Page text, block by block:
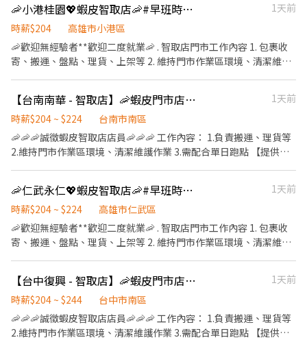
法領現 ▶提供完整線上或實體教育訓練及實體店面實習考核，皆有
計薪 . 休假制度 排休制 (依照門市與個人可配合時段) . 以下需跑的店
2、3樓 跑點門市🔽 三民正忠 - 智取店 高雄市三民區正忠路222號1
樓 三民建工二 - 智取店 高雄市三民區建工路328號1樓 三民大昌 - 智
取店 高雄市三民區大昌二路88號1樓 三民本武 - 智取店 高雄市三民
區大昌二路448號1樓 三民樹德 - 智取店 高雄市三民區建興路128號
取店 高雄市三民區覺民路325號1樓
作門店會分在1-3間門市排班 (多數區域為2間以內) 4. 須配合蝦皮店
到店工作內容調整 5. 偶爾須配合鄰近有人店門市支援 . 🔽班別🔽 🟢
早班時間：07:00-12:00 🔺早班彈性7:00-8:30間可到班🔺 🟢晚班時
間：17:30-22:30 ▶早/晚班下班時間也麻煩彈性延後，時間都有可
(內含夜班津貼） ▶ 發薪日為隔月15號 ▶只能薪轉本人帳戶，無法
領現 ▶提供完整線上或實體教育訓練及實體店面實習考核，皆有計
的店點🔽 🟢主要門市 岡山公園二 - 智取店 高雄市岡山區公園西路二
段114號1、2樓 🟢跑店門市 岡山勵志 - 智取店 高雄市岡山區勵志路
100號1樓 岡山協德 - 智取店 高雄市岡山區協德街29號1樓 岡山育英
- 智取店 高雄市岡山區育英路132號1樓 橋頭仕豐 - 智取店 高雄市橋
51號1樓吧
🦐小港桂園💖蝦皮智取店🦐#早班時薪 #晚班時薪 #完整教育訓練
1天前
時薪$204
高雄市小港區
🦐歡迎無經驗者**歡迎二度就業🦐 . 智取店門市工作內容 1. 包裹收
寄、搬運、盤點、理貨、上架等 2. 維持門市作業區環境、清潔維護
作門店會分在1-3間門市排班 (多數區域為2間以內) 4. 須配合蝦皮店
到店工作內容調整 5. 偶爾須配合鄰近有人店門市支援 . 班別 🟢早班
時間：07:00-12:00 🔺早班彈性7:00-8:30間可到班🔺 🟢晚班時間：
17:30-22:30 ▶時間都有可能會因貨物量多與少做調整 . 薪資待遇 ▶
領現 ▶提供完整線上或實體教育訓練及實體店面實習考核，皆有計
薪 . 休假制度 排休制 (依照門市與個人可配合時段) . 以下需跑的店點
市🔽 小港山明二 - 智取店 高雄市小港區山明路387號1樓 小港大業 -
智取店 高雄市小港區大業北路148號1樓 小港宏平 - 智取店 高雄市
小港區宏平路287號1樓 小港華昌 - 智取店 高雄市小港區華昌路53號
1樓 小港平和 - 智取店 高雄市小港區平和路128號1樓 小港高鳳 - 智
港區桂陽路283號1樓
【台南南華 - 智取店】🦐蝦皮門市店員✨ #薪資高 #立即上工 #完整職訓
1天前
時薪$204 ~ $224
台南市南區
🦐🦐🦐誠徵蝦皮智取店店員🦐🦐🦐 工作內容： 1.負責搬運、理貨等
2.維持門市作業區環境、清潔維護作業 3.需配合單日跑點 【提供完
($244)✨ （詳細上班時間如下） ＝＝＝＝＝＝＝＝＝＝＝＝＝＝＝
＝＝＝＝ 早班時薪：07:00-12:00（可彈性調整"上班時間"最晚從
08:30開始，預計排班3-5小時） 晚班時薪：18:30-22:30 夜班時
薪：23:30-03:30 (一週排班約3～4天)
🦐仁武永仁💖蝦皮智取店🦐#早班時薪 #晚班時薪 #完整教育訓練
1天前
時薪$204 ~ $224
高雄市仁武區
🦐歡迎無經驗者**歡迎二度就業🦐 . 智取店門市工作內容 1. 包裹收
寄、搬運、盤點、理貨、上架等 2. 維持門市作業區環境、清潔維護
作門店會分在1-3間門市排班 (多數區域為2間以內) 4. 須配合蝦皮店
到店工作內容調整 5. 偶爾須配合鄰近有人店門市支援 . 班別 🟢早班
時間：07:00-12:00 🔺早班彈性7:00-8:30間可到班🔺 🟢晚班時間：
17:30-22:30 ▶早/晚班下班時間也麻煩彈性延後，時間都有可能會
【台中復興 - 智取店】🦐蝦皮門市店員✨ #薪資高 #快速上工 #完整職訓
1天前
時薪$204 ~ $244
台中市南區
🦐🦐🦐誠徵蝦皮智取店店員🦐🦐🦐 工作內容： 1.負責搬運、理貨等
2.維持門市作業區環境、清潔維護作業 3.需配合單日跑點 【提供完